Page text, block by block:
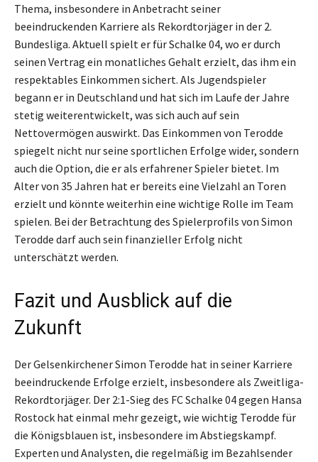
Thema, insbesondere in Anbetracht seiner
beeindruckenden Karriere als Rekordtorjäger in der 2.
Bundesliga. Aktuell spielt er für Schalke 04, wo er durch
seinen Vertrag ein monatliches Gehalt erzielt, das ihm ein
respektables Einkommen sichert. Als Jugendspieler
begann er in Deutschland und hat sich im Laufe der Jahre
stetig weiterentwickelt, was sich auch auf sein
Nettovermögen auswirkt. Das Einkommen von Terodde
spiegelt nicht nur seine sportlichen Erfolge wider, sondern
auch die Option, die er als erfahrener Spieler bietet. Im
Alter von 35 Jahren hat er bereits eine Vielzahl an Toren
erzielt und könnte weiterhin eine wichtige Rolle im Team
spielen. Bei der Betrachtung des Spielerprofils von Simon
Terodde darf auch sein finanzieller Erfolg nicht
unterschätzt werden.
Fazit und Ausblick auf die
Zukunft
Der Gelsenkirchener Simon Terodde hat in seiner Karriere
beeindruckende Erfolge erzielt, insbesondere als Zweitliga-
Rekordtorjäger. Der 2:1-Sieg des FC Schalke 04 gegen Hansa
Rostock hat einmal mehr gezeigt, wie wichtig Terodde für
die Königsblauen ist, insbesondere im Abstiegskampf.
Experten und Analysten, die regelmäßig im Bezahlsender